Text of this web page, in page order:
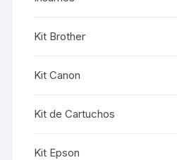
Kit Brother
Kit Canon
Kit de Cartuchos
Kit Epson